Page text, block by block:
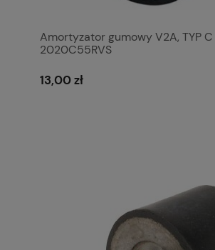
Amortyzator gumowy V2A, TYP C
2020C55RVS
13,00 zł